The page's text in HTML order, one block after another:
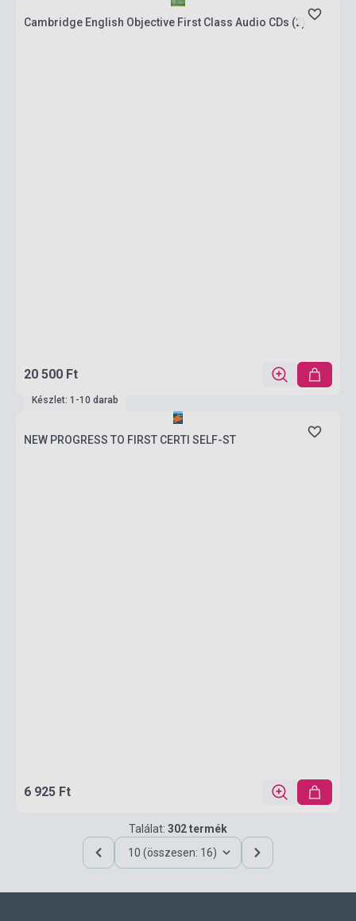
Cambridge English Objective First Class Audio CDs (2)
20 500 Ft
Készlet: 1-10 darab
NEW PROGRESS TO FIRST CERTI SELF-ST
6 925 Ft
Találat: 302 termék
10 (összesen: 16)